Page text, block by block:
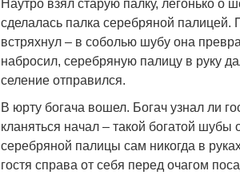
Наутро взял старую палку, легонько о
сделалась палка серебряной палицей.
встряхнул – в соболью шубу она
набросил, серебряную палицу в руку
селение отправился.
В юрту богача вошел. Богач узнал ли
кланяться начал – такой богатой шубы
серебряной палицы сам никогда в
гостя справа от себя перед очагом